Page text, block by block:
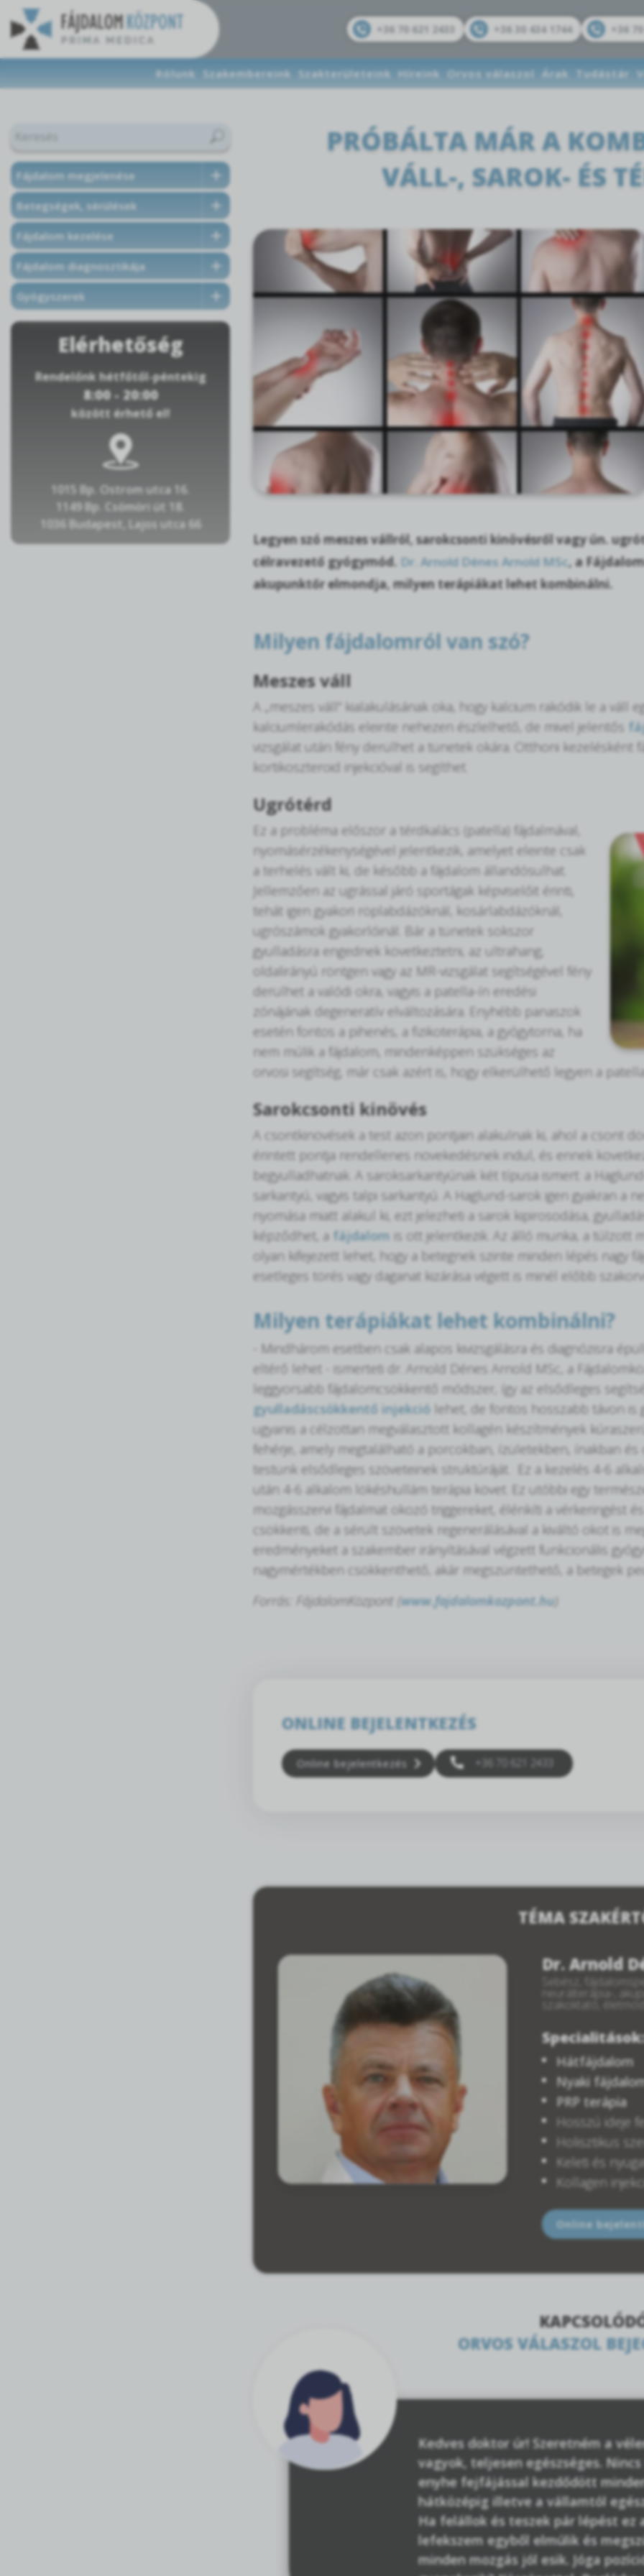
+36 70 621 2433 +36 30 434 1744 +36
Rólunk Szakembereink Szakterületeink Híreink Orvos válaszol Árak Tudástár
Fájdalom megjelenése
Betegségek, sérülések
Fájdalom kezelése
Fájdalom diagnosztikája
Gyógyszerek
Elérhetőség
Rendelőnk hétfőtől-péntekig
8:00 - 20:00
között érhető el!
1015 Bp. Ostrom utca 16.
1149 Bp. Csömöri út 18.
1036 Budapest, Lajos utca 66
PRÓBÁLTA MÁR A
VÁLL-, SAROK- ÉS
Legyen szó meszes vállról, sarokcsonti kinövésről vagy ún.
célravezető gyógymód. Dr. Arnold Dénes Arnold MSc, a
akupunktőr elmondja, milyen terápiákat lehet kombinálni.
Milyen fájdalomról van szó?
Meszes váll
A „meszes váll” kialakulásának oka, hogy kalcium rakódik le a váll
kalciumlerakódás eleinte nehezen észlelhető, de mivel jelentős
vizsgálat után fény derülhet a tünetek okára. Otthoni kezelésként
kortikoszteroid injekcióval is segíthet.
Ugrótérd
Ez a probléma először a térdkalács (patella) fájdalmával,
nyomásérzékenységével jelentkezik, amelyet eleinte csak
a terhelés vált ki, de később a fájdalom állandósulhat.
Jellemzően az ugrással járó sportágak képviselőit érinti,
tehát igen gyakori röplabdázóknál, kosárlabdázóknál,
ugrószámok gyakorlóinál. Bár a tünetek sokszor
gyulladásra engednek következtetni, az ultrahang,
oldalirányú röntgen vagy az MR-vizsgálat segítségével fény
derülhet a valódi okra, vagyis a patella-ín eredési
zónájának degeneratív elváltozására. Enyhébb panaszok
esetén fontos a pihenés, a fizikoterápia, a gyógytorna, ha
nem múlik a fájdalom, mindenképpen szükséges az
orvosi segítség, már csak azért is, hogy elkerülhető legyen a
Sarokcsonti kinövés
A csontkinövések a test azon pontjain alakulnak ki, ahol a csont
érintett pontja rendellenes növekedésnek indul, és ennek
begyulladhatnak. A saroksarkantyúnak két típusa ismert: a
sarkantyú, vagyis talpi sarkantyú. A Haglund-sarok igen gyakran a
nyomása miatt alakul ki, ezt jelezheti a sarok kipirosodása,
képződhet, a fájdalom is ott jelentkezik. Az álló munka, a túlzott
olyan kifejezett lehet, hogy a betegnek szinte minden lépés nagy
esetleges törés vagy daganat kizárása végett is minél előbb
Milyen terápiákat lehet kombinálni?
- Mindhárom esetben csak alapos kivizsgálásra és diagnózisra
eltérő lehet - ismerteti dr. Arnold Dénes Arnold MSc, a
leggyorsabb fájdalomcsökkentő módszer, így az elsődleges
gyulladáscsökkentő injekció lehet, de fontos hosszabb távon
ugyanis a célzottan megválasztott kollagén készítmények
fehérje, amely megtalálható a porcokban, ízületekben, ínakban
testünk elsődleges szöveteinek struktúráját. Ez a kezelés 4-6
után 4-6 alkalom lökéshullám terápia követ. Ez utóbbi egy
mozgásszervi fájdalmat okozó triggereket, élénkíti a vérkeringést
csökkenti, de a sérült szövetek regenerálásával a kiváltó okot is
eredményeket a szakember irányításával végzett funkcionális
nagymértékben csökkenthető, akár megszüntethető, a betegek
Forrás: FájdalomKözpont (www.fajdalomkozpont.hu
ONLINE BEJELENTKEZÉS
Online bejelentkezés +36 70 621 2433
TÉMA
Dr. Arnold
Sebész,
neurálterápia-,
szakoktató,
Hátfájdalom
Nyaki
PRP terápia
Hosszú ideje
Holisztikus
Keleti és
Kollagen
Online
ORVOS VÁLASZOL
Kedves doktor úr! Szeretném a
vagyok, teljesen egészséges.
enyhe fejfájással kezdődött
hátközépig illetve a vállamtól
Ha felállok és teszek pár lépést
lefekszem egyből elmúlik és
minden mozgás jól esik. Jóga